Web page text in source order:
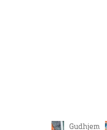
Gudhjem